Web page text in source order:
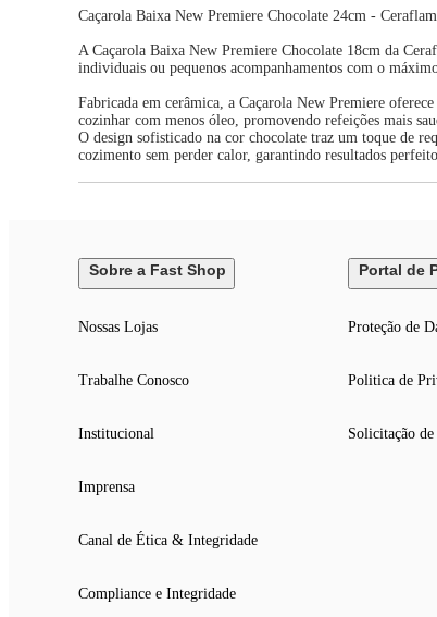
Caçarola Baixa New Premiere Chocolate 24cm -
A Caçarola Baixa New Premiere Chocolate 18cm da
individuais ou pequenos acompanhamentos com o
Fabricada em cerâmica, a Caçarola New Premiere
cozinhar com menos óleo, promovendo refeições mais
O design sofisticado na cor chocolate traz um toque de
cozimento sem perder calor, garantindo resultados
Sobre a Fast Shop
Nossas Lojas
Trabalhe Conosco
Institucional
Imprensa
Canal de Ética & Integridade
Compliance e Integridade
Portal de
Proteção de
Politica de
Solicitação